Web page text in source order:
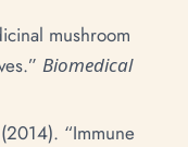
mushroom
Biomedical
“Immune